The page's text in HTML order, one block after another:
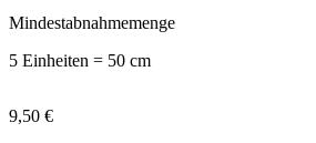
Mindestabnahmemenge
5 Einheiten = 50 cm
9,50 €